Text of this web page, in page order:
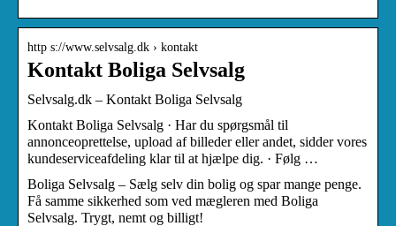
http s://www.selvsalg.dk › kontakt
Kontakt Boliga Selvsalg
Selvsalg.dk – Kontakt Boliga Selvsalg
Kontakt Boliga Selvsalg · Har du spørgsmål til
annonceoprettelse, upload af billeder eller andet, sidder vores
kundeserviceafdeling klar til at hjælpe dig. · Følg …
Boliga Selvsalg – Sælg selv din bolig og spar mange penge.
Få samme sikkerhed som ved mægleren med Boliga
Selvsalg. Trygt, nemt og billigt!